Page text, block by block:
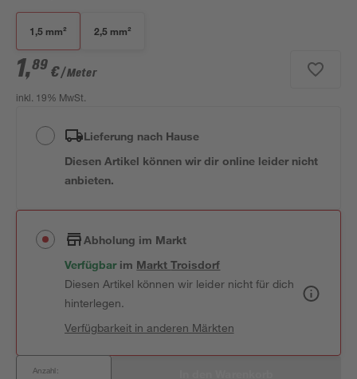
1,5 mm² 2,5 mm²
1,89 €/ Meter
inkl. 19% MwSt.
Lieferung nach Hause
Diesen Artikel können wir dir online leider nicht
anbieten.
Abholung im Markt
Verfügbar im MarktTroisdorf
Diesen Artikel können wir leider nicht für dich
hinterlegen.
Verfügbarkeit in anderen Märkten
Anzahl: